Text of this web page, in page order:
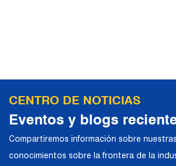
CENTRO DE NOTICIAS
Eventos y blogs
Compartiremos información sobre
conocimientos sobre la frontera de la